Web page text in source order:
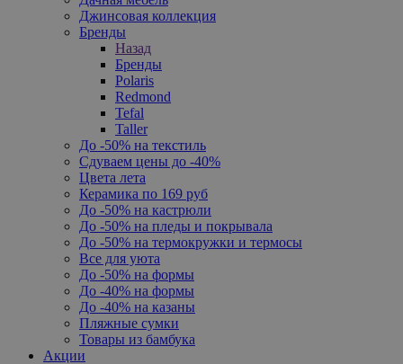
Джинсовая коллекция
Бренды
Назад
Бренды
Polaris
Redmond
Tefal
Taller
До -50% на текстиль
Сдуваем цены до -40%
Цвета лета
Керамика по 169 руб
До -50% на кастрюли
До -50% на пледы и покрывала
До -50% на термокружки и термосы
Все для уюта
До -50% на формы
До -40% на формы
До -40% на казаны
Пляжные сумки
Товары из бамбука
Акции